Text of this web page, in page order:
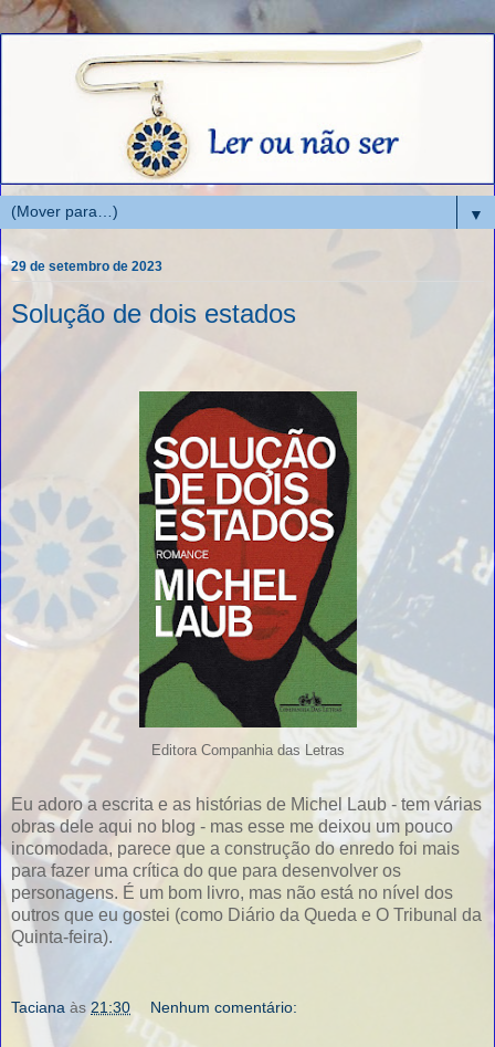
▼
29 de setembro de 2023
Solução de dois estados
Editora Companhia das Letras
Eu adoro a escrita e as histórias de Michel Laub - tem várias
obras dele aqui no blog - mas esse me deixou um pouco
incomodada, parece que a construção do enredo foi mais
para fazer uma crítica do que para desenvolver os
personagens. É um bom livro, mas não está no nível dos
outros que eu gostei (como Diário da Queda e O Tribunal da
Quinta-feira).
Taciana às 21:30 Nenhum comentário: